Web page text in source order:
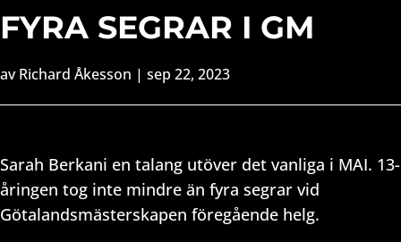
FYRA SEGRAR I GM
avRichard Åkesson | sep 22, 2023
Sarah Berkani en talang utöver det vanliga i MAI. 13-
åringen tog inte mindre än fyra segrar vid
Götalandsmästerskapen föregående helg.